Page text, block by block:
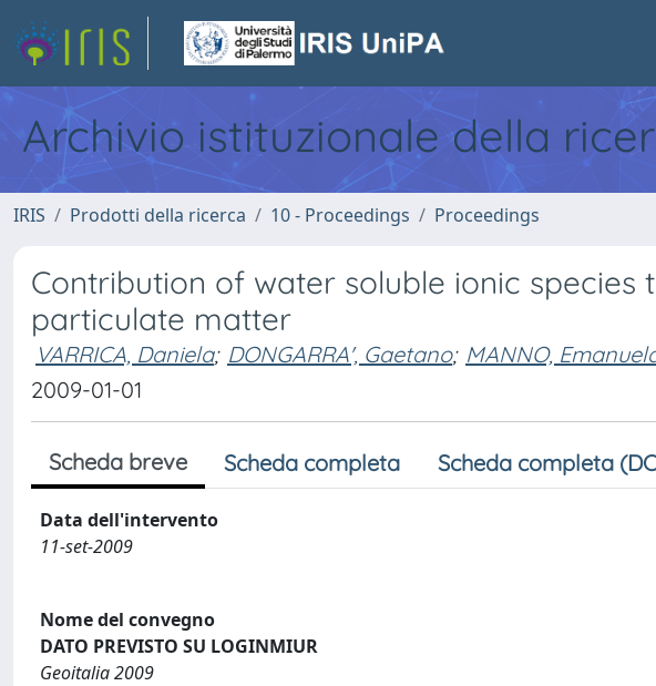
Archivio istituzionale della
IRIS Prodotti della ricerca 10 - Proceedings Proceedings
Contribution of water soluble ionic
particulate matter
VARRICA, Daniela; DONGARRA', Gaetano; MANNO,
2009-01-01
Scheda breve Scheda completa Scheda completa
Data dell'intervento
11-set-2009
Nome del convegno
DATO PREVISTO SU LOGINMIUR
Geoitalia 2009